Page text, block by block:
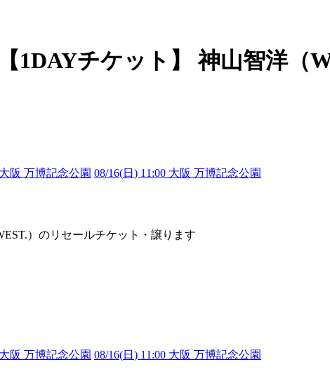
1DAYチケット】 神山智洋（
阪 万博記念公園 08/16(日 ) 11:00 大阪 万博記念公園
）のリセールチケット・譲ります
阪 万博記念公園 08/16(日 ) 11:00 大阪 万博記念公園